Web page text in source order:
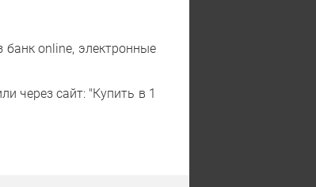
банк online, электронные
через сайт: "Купить в 1